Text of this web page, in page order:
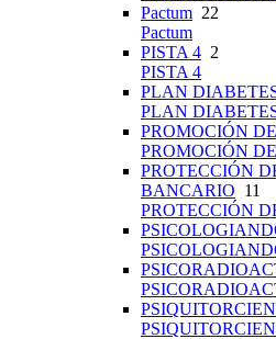
Pactum 22
Pactum
PISTA 4 2
PISTA 4
PLAN
PLAN
PROMOCIÓN
PROMOCIÓN
PROTECCIÓN
BANCARIO 11
PROTECCIÓN